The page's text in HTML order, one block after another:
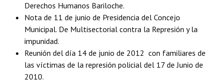
Informes de Unidad Coordinadora
Ejecución Presupuestaria
Actas de Audiencias Públicas
NORMATIVA
Derechos Humanos Bariloche.
Nota de 11 de junio de Presidencia del Concejo
Municipal. De Multisectorial contra la Represión y la
impunidad.
Reunión del día 14 de junio de 2012 con familiares de
las víctimas de la represión policial del 17 de Junio de
2010.